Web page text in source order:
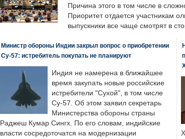
Причина этого в том числе в
Приоритет отдается участникам
выпускники все чаще смотрят в
Министр обороны Индии закрыл вопрос о приобретении
Су-57: истребитель покупать не планируют
Индия не намерена в ближайшее
время закупать новые российские
истребители "Сухой", в том числе
Су-57. Об этом заявил секретарь
Министерства обороны страны
Раджеш Кумар Сингх. По его словам, индийские
власти сосредоточатся на модернизации